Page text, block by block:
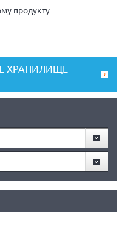
продукту
ХРАНИЛИЩЕ